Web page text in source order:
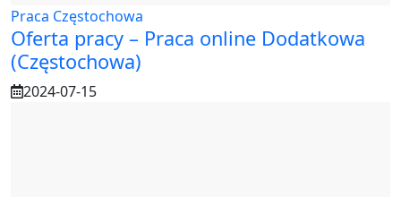
Praca Częstochowa
Oferta pracy – Praca online Dodatkowa
(Częstochowa)
2024-07-15